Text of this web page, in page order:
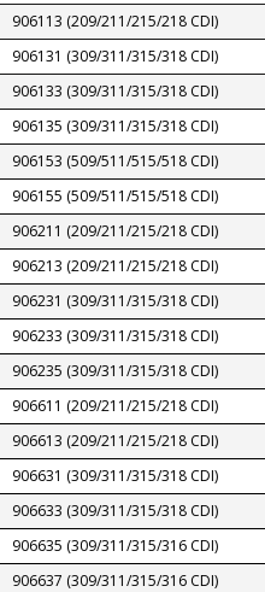
906113 (209/211/215/218 CDI)
906131 (309/311/315/318 CDI)
906133 (309/311/315/318 CDI)
906135 (309/311/315/318 CDI)
906153 (509/511/515/518 CDI)
906155 (509/511/515/518 CDI)
906211 (209/211/215/218 CDI)
906213 (209/211/215/218 CDI)
906231 (309/311/315/318 CDI)
906233 (309/311/315/318 CDI)
906235 (309/311/315/318 CDI)
906611 (209/211/215/218 CDI)
906613 (209/211/215/218 CDI)
906631 (309/311/315/318 CDI)
906633 (309/311/315/318 CDI)
906635 (309/311/315/316 CDI)
906637 (309/311/315/316 CDI)